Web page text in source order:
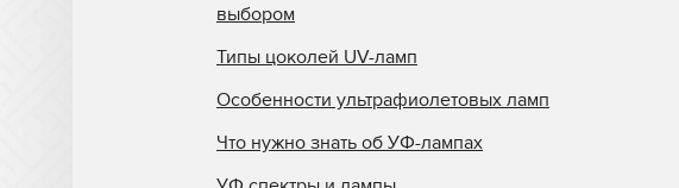
выбором
Типы цоколей UV-ламп
Особенности ультрафиолетовых ламп
Что нужно знать об УФ-лампах